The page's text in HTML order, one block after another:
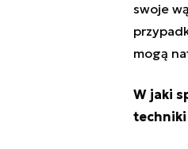
swoje
mogą
W jaki
techniki